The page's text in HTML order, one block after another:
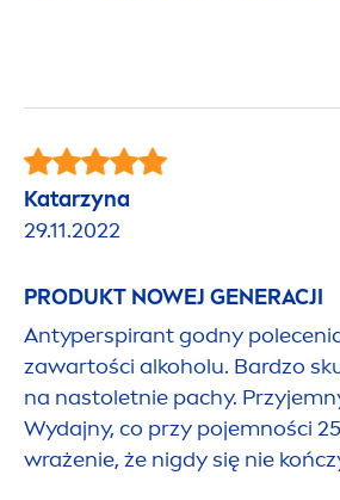
Katarzyna
29.11.2022
PRODUKT NOWEJ GENERACJI
Antyperspirant godny
zawartości alkoholu. Bardzo
na nastoletnie pachy.
Wydajny, co przy pojemności
wrażenie, że nigdy się nie